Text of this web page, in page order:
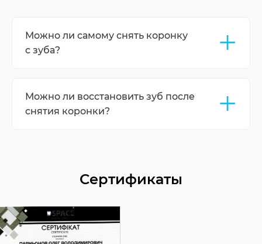
Можно ли самому снять коронку
с зуба?
+
привести к ряду неприятных последствий,
включая инфицирование полости рта. При
Можно ли восстановить зуб после
снятия коронки?
+
металлокерамические и циркониевые коронки,
люминиры, виниры. Все индивидуально.
Сертификаты